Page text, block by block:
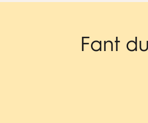
via e-posten du mottar. Du vil
Fant